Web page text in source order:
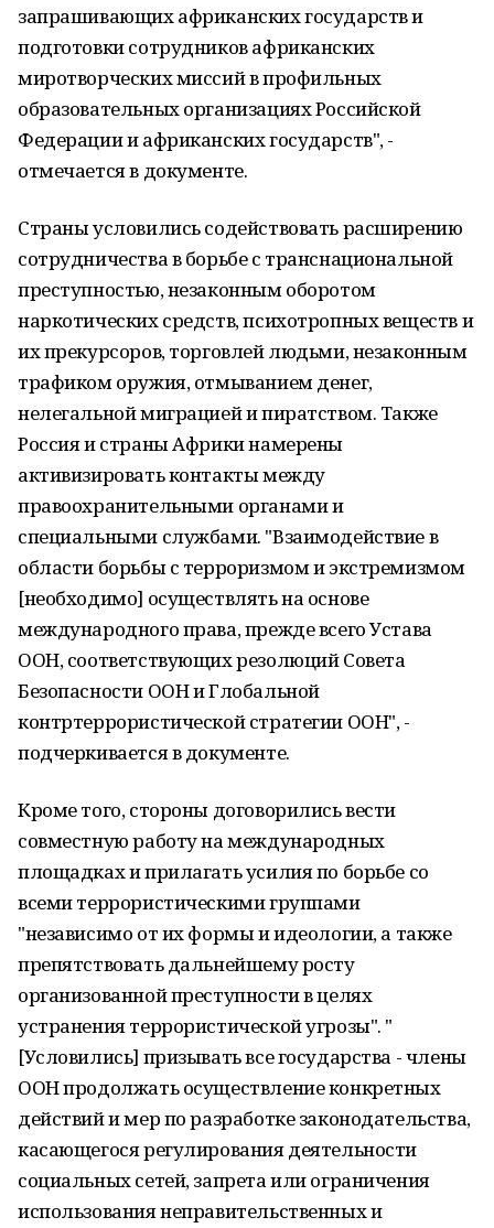
запрашивающих африканских государств и
подготовки сотрудников африканских
миротворческих миссий в профильных
образовательных организациях Российской
Федерации и африканских государств", -
отмечается в документе.
Страны условились содействовать расширению
сотрудничества в борьбе с транснациональной
преступностью, незаконным оборотом
наркотических средств, психотропных веществ и
их прекурсоров, торговлей людьми, незаконным
трафиком оружия, отмыванием денег,
нелегальной миграцией и пиратством. Также
Россия и страны Африки намерены
активизировать контакты между
правоохранительными органами и
специальными службами. "Взаимодействие в
области борьбы с терроризмом и экстремизмом
[необходимо] осуществлять на основе
международного права, прежде всего Устава
ООН, соответствующих резолюций Совета
Безопасности ООН и Глобальной
контртеррористической стратегии ООН", -
подчеркивается в документе.
Кроме того, стороны договорились вести
совместную работу на международных
площадках и прилагать усилия по борьбе со
всеми террористическими группами
"независимо от их формы и идеологии, а также
препятствовать дальнейшему росту
организованной преступности в целях
устранения террористической угрозы". "
[Условились] призывать все государства - члены
ООН продолжать осуществление конкретных
действий и мер по разработке законодательства,
касающегося регулирования деятельности
социальных сетей, запрета или ограничения
использования неправительственных и